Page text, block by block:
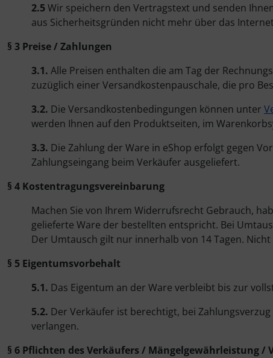
2.5Wir speichern den Vertragstext und senden
aus Sicherheitsgründen nicht mehr über das
§ 3 Preise / Zahlungen
3.1. Alle Preisen enthalten die am Tag der
zuzüglich einer Versandkostenpauschale, die pro
3.2. Die Versandkostenbedingungen können unter
werden Ihnen auf den Produktseiten, im
3.3. Die Zahlung der Ware in eShop erfolgt gegen
Zahlungseingang beim Verkäufer ausgeliefert.
§ 4 Kostentragungsvereinbarung
Machen Sie von Ihrem Widerrufsrecht Gebrauch,
gelieferte Ware der bestellten entspricht. Bei
Der Umtausch gilt nur innerhalb von 14 Tagen.
§ 5 Eigentumsvorbehalt
5.1. Das Eigentum an der Ware verbleibt bis zur
5.2. Der Verkäufer ist berechtigt, bei
verlangen.
§ 6 Pflichten des Verkäufers / Mängelgewährleistung /
Rock'n Roll
Jazztanzschuhe
Sneakers
Bühnentanz
Fitness- / Freizeitschuhe
Trainingsschuhe
Gardeschuhe,
Turnen - Kunstturnen
Tutus
Underwears
Voltigieren